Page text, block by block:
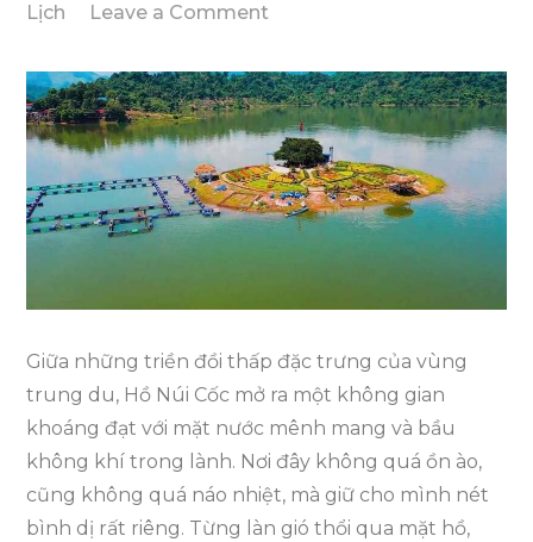
Lịch
Leave a Comment
Lịch
Hồ
Núi
Cốc
1
Ngày:
Tự
Hay
Chọn
Trọn
Gói?
Giữa những triền đồi thấp đặc trưng của vùng
trung du, Hồ Núi Cốc mở ra một không gian
khoáng đạt với mặt nước mênh mang và bầu
không khí trong lành. Nơi đây không quá ồn ào,
cũng không quá náo nhiệt, mà giữ cho mình nét
bình dị rất riêng. Từng làn gió thổi qua mặt hồ,